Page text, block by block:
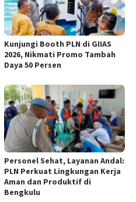
Kunjungi Booth PLN di GIIAS
2026, Nikmati Promo Tambah
Daya 50 Persen
Personel Sehat, Layanan Andal:
PLN Perkuat Lingkungan Kerja
Aman dan Produktif di
Bengkulu